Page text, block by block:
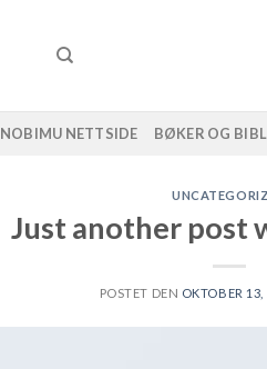
NOBIMU NETTSIDE BØKER OG
Just another post
POSTET DEN OKTOBER 13,